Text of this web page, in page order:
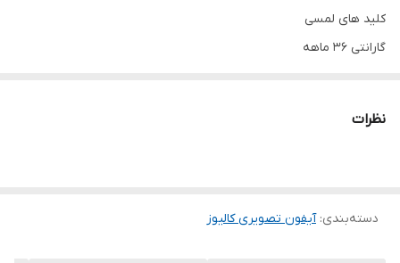
کلید های لمسی
گارانتی 36 ماهه
امکان نصب در هر دوحالت چهار سیم و پنج سیم
نظرات
دسته‌بندی:آیفون تصویری کالیوز